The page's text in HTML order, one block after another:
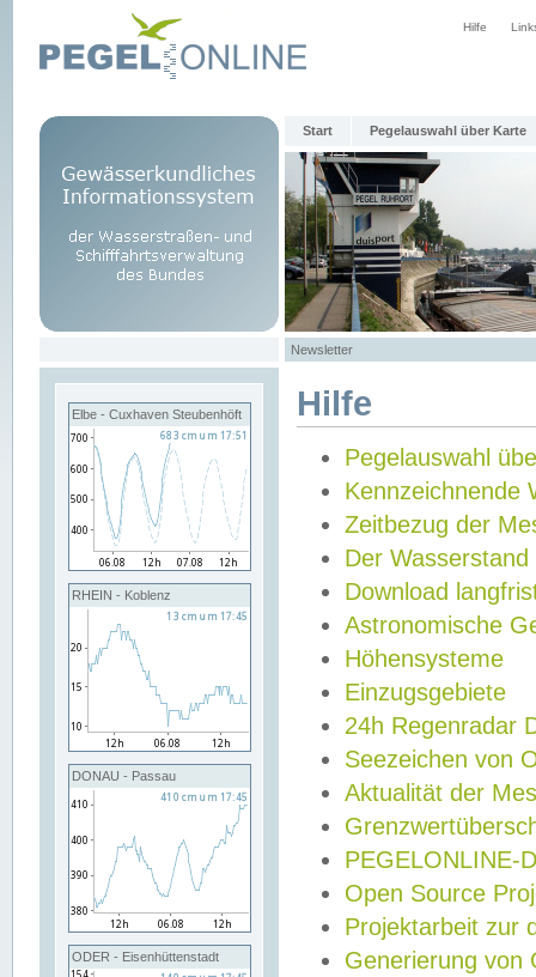
Hilfe
Start Pegelauswahl über Karte
Newsletter
Elbe - Cuxhaven Steubenhöft
RHEIN - Koblenz
DONAU - Passau
ODER - Eisenhüttenstadt
Hilfe
Pegelauswahl
Kennzeichnende
Zeitbezug der
Der Wasserstand
Download
Astronomische
Höhensysteme
Einzugsgebiete
24h Regenradar
Seezeichen von
Aktualität der
PEGELONLINE-
Open Source
Projektarbeit zur
Generierung von